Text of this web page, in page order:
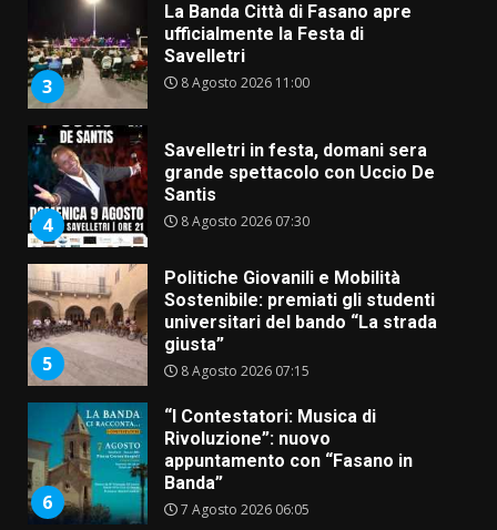
3
La Banda Città di Fasano apre
ufficialmente la Festa di
Savelletri
8 Agosto 2026 11:00
4
Savelletri in festa, domani sera
grande spettacolo con Uccio De
Santis
8 Agosto 2026 07:30
5
Politiche Giovanili e Mobilità
Sostenibile: premiati gli studenti
universitari del bando “La strada
giusta”
8 Agosto 2026 07:15
6
“I Contestatori: Musica di
Rivoluzione”: nuovo
appuntamento con “Fasano in
Banda”
7 Agosto 2026 06:05